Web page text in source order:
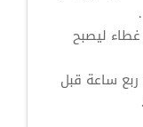
ليصبح
ساعة قبل